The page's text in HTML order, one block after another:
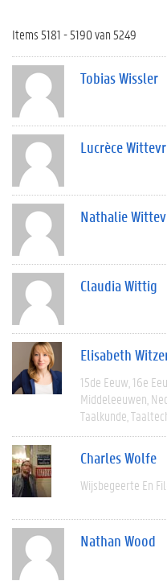
Items 5181 - 5190 van 5249
Tobias Wissler
Lucrèce
Nathalie
Claudia Wittig
Elisabeth
15de Eeuw 16e
Middeleeuwen
Taalkunde
Charles Wolfe
Wijsbegeerte En
Nathan Wood